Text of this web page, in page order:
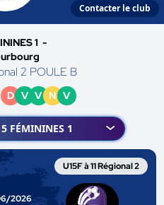
Contacter le club
1 -
2 POULE B
D V V N V
U15F à 11 Régional 2
2026